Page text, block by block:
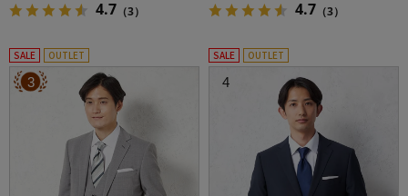
4.7 （3） 4.7 （3）
SALE OUTLET
3
SALE OUTLET
4